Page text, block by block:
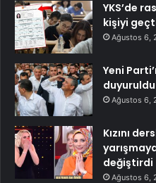
YKS’de
kişiyi
Ağustos 6,
Yeni
duyuruldu
Ağustos 6,
Kızını
değiştirdi
Ağustos 6,